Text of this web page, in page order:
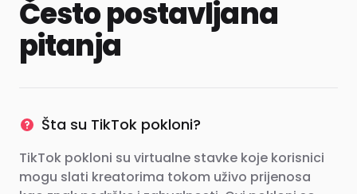
Često postavljana
pitanja
Šta su TikTok pokloni?
TikTok pokloni su virtualne stavke koje korisnici
mogu slati kreatorima tokom uživo prijenosa